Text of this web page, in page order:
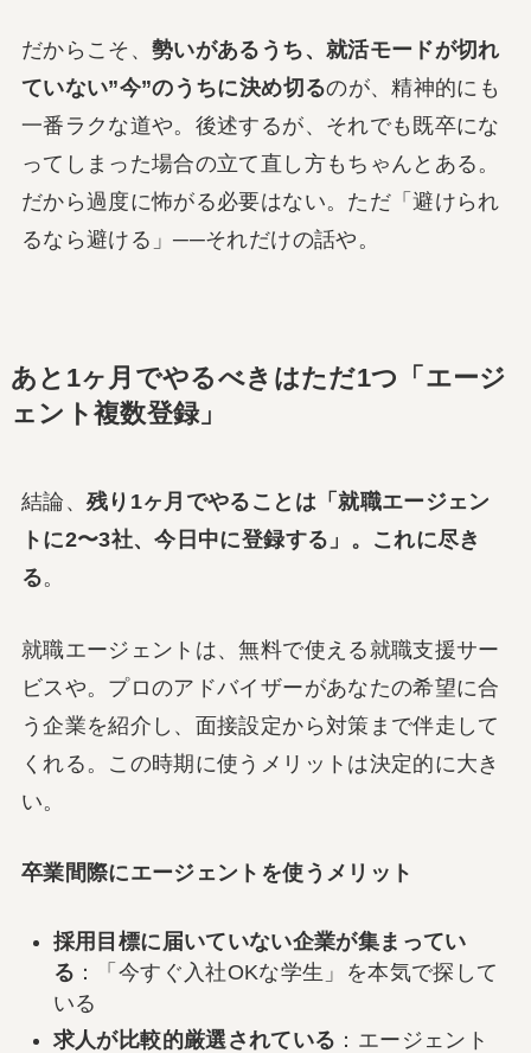
だからこそ、勢いがあるうち、就活モードが切れ
ていない”今”のうちに決め切るのが、精神的にも
一番ラクな道や。後述するが、それでも既卒にな
ってしまった場合の立て直し方もちゃんとある。
だから過度に怖がる必要はない。ただ「避けられ
るなら避ける」──それだけの話や。
あと1ヶ月でやるべきはただ1つ「エージ
ェント複数登録」
結論、 残り1ヶ月でやることは「就職エージェン
トに2〜3社、今日中に登録する」。これに尽き
る。
就職エージェントは、無料で使える就職支援サー
ビスや。プロのアドバイザーがあなたの希望に合
う企業を紹介し、面接設定から対策まで伴走して
くれる。この時期に使うメリットは決定的に大き
い。
卒業間際にエージェントを使うメリット
採用目標に届いていない企業が集まってい
る ：「今すぐ入社OKな学生」を本気で探して
いる
求人が比較的厳選されている ：エージェント